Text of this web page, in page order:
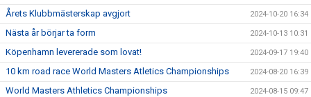
Årets Klubbmästerskap avgjort 2024-10-20 16:34
Nästa år börjar ta form 2024-10-13 10:31
Köpenhamn levererade som lovat! 2024-09-17 19:40
10 km road race World Masters Atletics Championships 2024-08-20 16:39
World Masters Athletics Championships 2024-08-15 09:47